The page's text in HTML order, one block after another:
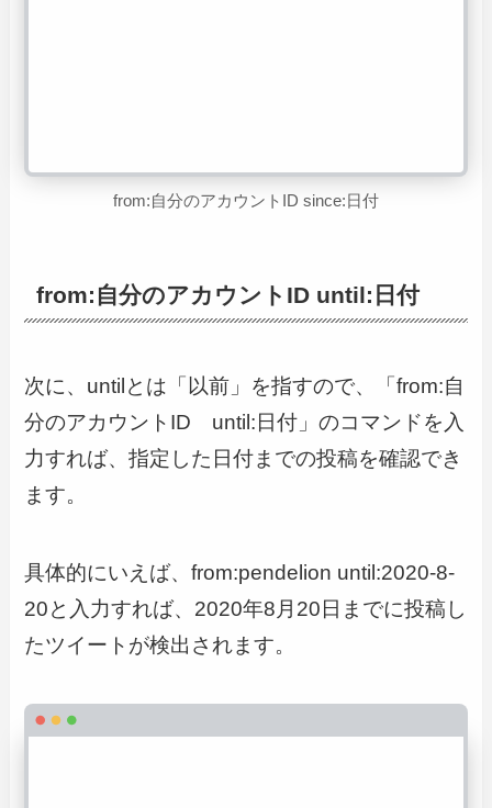
from:自分のアカウントID since:日付
from:自分のアカウントID until:日付
次に、untilとは「以前」を指すので、「from:自
分のアカウントID until:日付」のコマンドを入
力すれば、指定した日付までの投稿を確認でき
ます。
具体的にいえば、from:pendelion until:2020-8-
20と入力すれば、2020年8月20日までに投稿し
たツイートが検出されます。